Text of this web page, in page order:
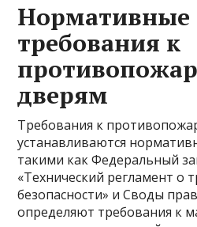
Нормативные
требования к
дверям
Требования к
устанавливаются
такими как Федеральный
«Технический регламент о
безопасности» и Своды
определяют требования к